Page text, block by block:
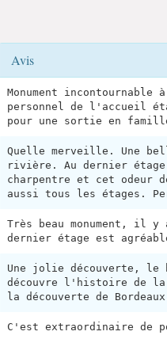
Avis
Monument
personnel de l'accueil
pour une sortie en
Quelle merveille. Une
rivière. Au dernier étage
charpentre et cet odeur
aussi tous les étages.
Très beau monument, il
dernier étage est
Une jolie découverte, le
découvre l'histoire de
la découverte de
C'est extraordinaire